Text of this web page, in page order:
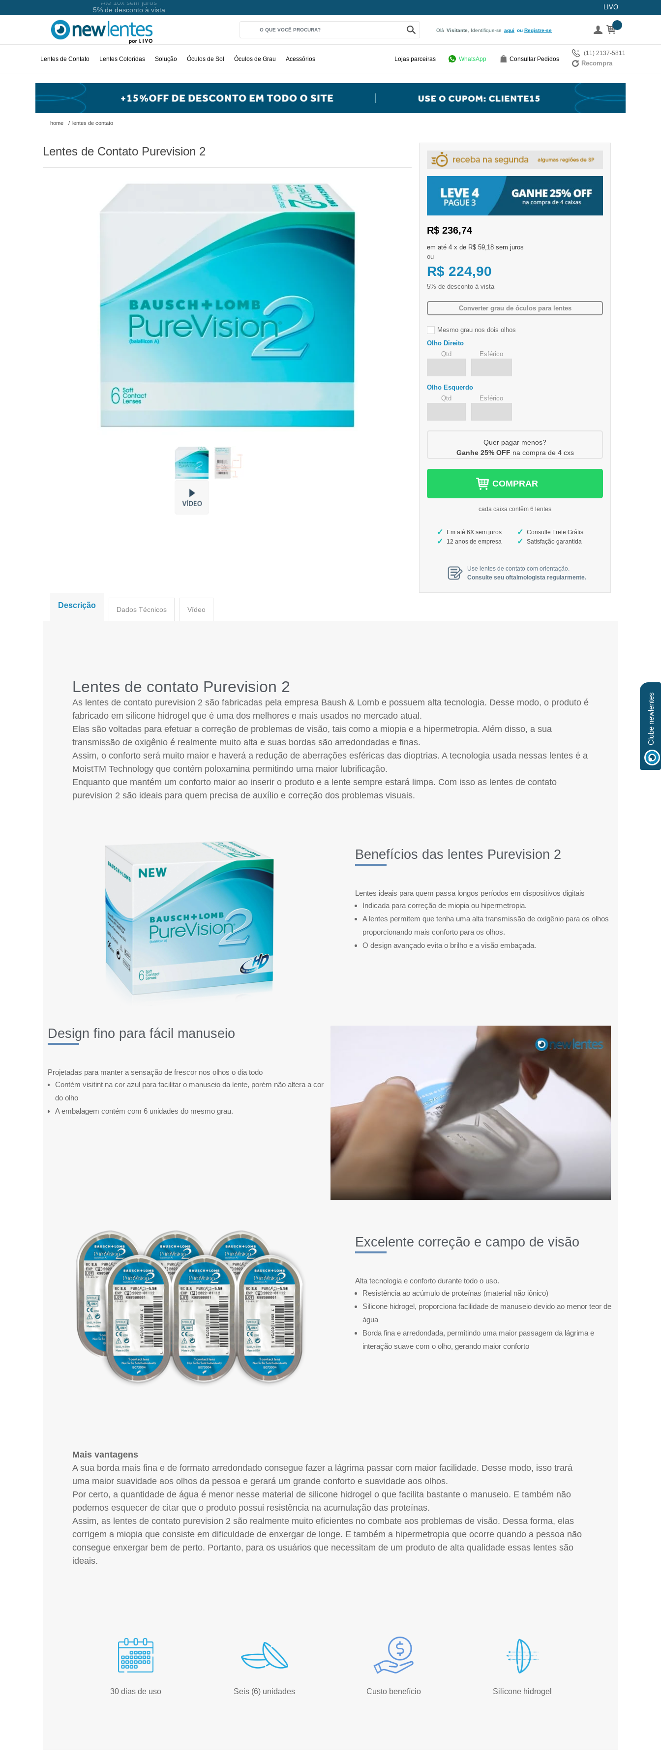
Até 10x sem juros LIVO
Olá Visitante , Identifique-se aqui Registre-se
Lentes de Contato Lentes Coloridas Solução Óculos de Sol Óculos de Grau Acessórios Lojas parceiras WhatsApp Consultar Pedidos
(11) 2137-5811
Recompra
home / lentes de contato
Lentes de Contato Purevision 2
R$ 236,74
4 x de R$ 59,18 sem juros
ou
R$ 224,90
Converter grau de óculos para lentes
Mesmo grau nos dois olhos
Olho Direito
qtd
esférico
Olho Esquerdo
qtd
esférico
Quer pagar menos?
Ganhe 25% OFF na compra de 4 cxs
COMPRAR
cada caixa contêm 6 lentes
Em até 6X sem juros
12 anos de empresa
Consulte Frete Grátis
Satisfação garantida
Use lentes de contato com orientação.
Consulte seu oftalmologista regularmente.
Descrição Dados Técnicos Vídeo
Lentes de contato Purevision 2
As lentes de contato purevision 2 são fabricadas pela empresa Baush & Lomb e possuem alta tecnologia. Desse modo, o produto é
fabricado em silicone hidrogel que é uma dos melhores e mais usados no mercado atual.
Elas são voltadas para efetuar a correção de problemas de visão, tais como a miopia e a hipermetropia. Além disso, a sua
transmissão de oxigênio é realmente muito alta e suas bordas são arredondadas e finas.
Assim, o conforto será muito maior e haverá a redução de aberrações esféricas das dioptrias. A tecnologia usada nessas lentes é a
MoistTM Technology que contém poloxamina permitindo uma maior lubrificação.
Enquanto que mantém um conforto maior ao inserir o produto e a lente sempre estará limpa. Com isso as lentes de contato
purevision 2 são ideais para quem precisa de auxílio e correção dos problemas visuais.
Benefícios das lentes Purevision 2
Lentes ideais para quem passa longos períodos em dispositivos digitais
Indicada para correção de miopia ou hipermetropia.
A lentes permitem que tenha uma alta transmissão de oxigênio para os olhos
proporcionando mais conforto para os olhos.
O design avançado evita o brilho e a visão embaçada.
Design fino para fácil manuseio
Projetadas para manter a sensação de frescor nos olhos o dia todo
Contém visitint na cor azul para facilitar o manuseio da lente, porém não altera a cor
do olho
A embalagem contém com 6 unidades do mesmo grau.
Excelente correção e campo de visão
Alta tecnologia e conforto durante todo o uso.
Resistência ao acúmulo de proteínas (material não iônico)
Silicone hidrogel, proporciona facilidade de manuseio devido ao menor teor de
água
Borda fina e arredondada, permitindo uma maior passagem da lágrima e
interação suave com o olho, gerando maior conforto
Mais vantagens
A sua borda mais fina e de formato arredondado consegue fazer a lágrima passar com maior facilidade. Desse modo, isso trará
uma maior suavidade aos olhos da pessoa e gerará um grande conforto e suavidade aos olhos.
Por certo, a quantidade de água é menor nesse material de silicone hidrogel o que facilita bastante o manuseio. E também não
podemos esquecer de citar que o produto possui resistência na acumulação das proteínas.
Assim, as lentes de contato purevision 2 são realmente muito eficientes no combate aos problemas de visão. Dessa forma, elas
corrigem a miopia que consiste em dificuldade de enxergar de longe. E também a hipermetropia que ocorre quando a pessoa não
consegue enxergar bem de perto. Portanto, para os usuários que necessitam de um produto de alta qualidade essas lentes são
ideais.
30 dias de uso Seis (6) unidades Custo benefício Silicone hidrogel
Clube newlentes